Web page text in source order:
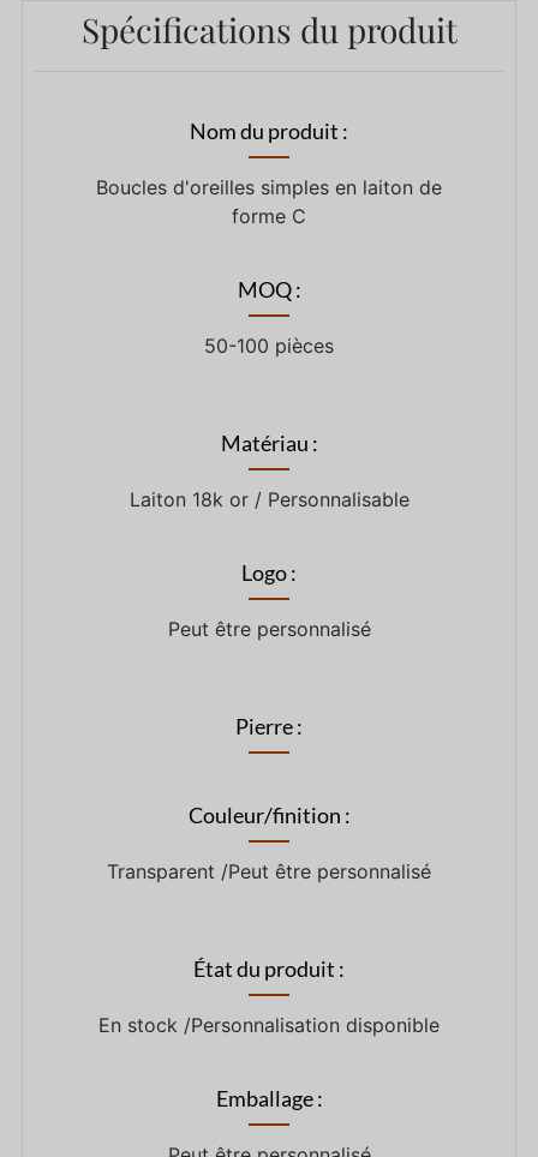
Spécifications du produit
Nom du produit :
Boucles d'oreilles simples en laiton de
forme C
MOQ :
50-100 pièces
Matériau :
Laiton 18k or / Personnalisable
Logo :
Peut être personnalisé
Pierre :
Couleur/finition :
Transparent /Peut être personnalisé
État du produit :
En stock /Personnalisation disponible
Emballage :